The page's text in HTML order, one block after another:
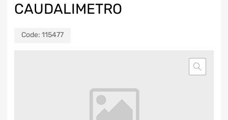
CAUDALIMETRO
Code: 115477